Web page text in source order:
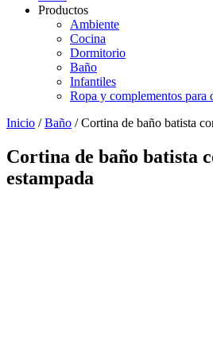
Productos
Ambiente
Cocina
Dormitorio
Baño
Infantiles
Ropa y complementos para
Inicio /Baño / Cortina de baño batista
Cortina de baño batista
estampada